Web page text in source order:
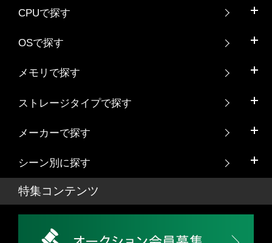
CPUで探す
OSで探す
メモリで探す
ストレージタイプで探す
メーカーで探す
シーン別に探す
特集コンテンツ